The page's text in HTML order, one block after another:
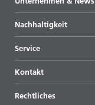
Alle Produkte
Highlights
News
Presse & Medien
Standorte & Distributoren
Messen & Events
Nachhaltigkeit
Nachhaltige Produkte
Success Stories
EcoVadis
Service
Startformulierungen
Veröffentlichungen
Kontakt
Rechtliches